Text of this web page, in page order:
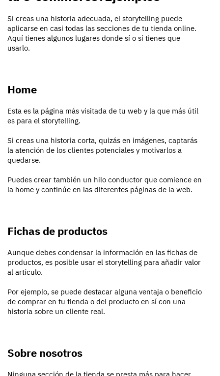
Si creas una historia adecuada, el storytelling puede
aplicarse en casi todas las secciones de tu tienda online.
Aquí tienes algunos lugares donde sí o sí tienes que
usarlo.
Home
Esta es la página más visitada de tu web y la que más útil
es para el storytelling.
Si creas una historia corta, quizás en imágenes, captarás
la atención de los clientes potenciales y motivarlos a
quedarse.
Puedes crear también un hilo conductor que comience en
la home y continúe en las diferentes páginas de la web.
Fichas de productos
Aunque debes condensar la información en las fichas de
productos, es posible usar el storytelling para añadir valor
al artículo.
Por ejemplo, se puede destacar alguna ventaja o beneficio
de comprar en tu tienda o del producto en sí con una
historia sobre un cliente real.
Sobre nosotros